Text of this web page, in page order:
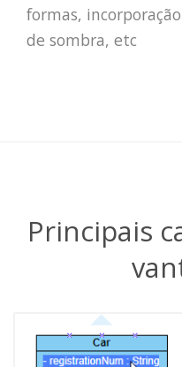
formas,
de sombra, etc
Principais